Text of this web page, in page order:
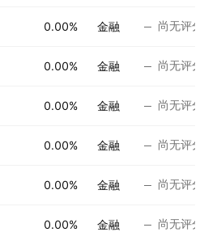
0.00% 金融 尚无评分
0.00% 金融 尚无评分
0.00% 金融 尚无评分
0.00% 金融 尚无评分
0.00% 金融 尚无评分
0.00% 金融 尚无评分